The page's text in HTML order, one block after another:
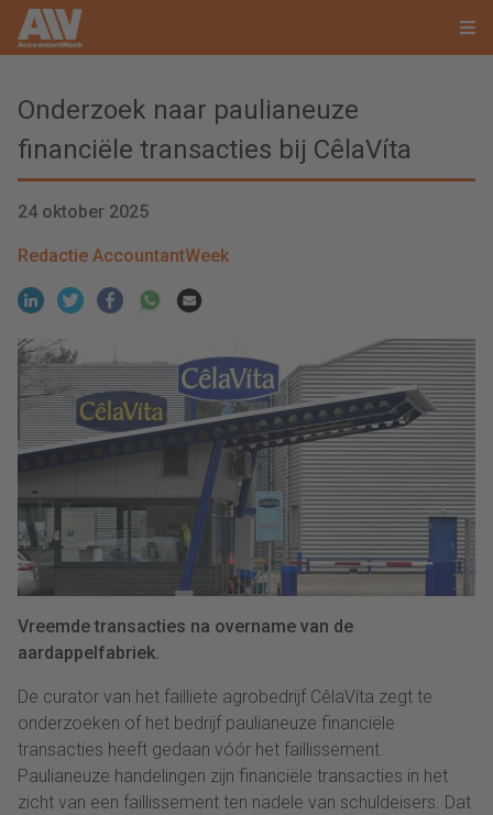
Onderzoek naar paulianeuze
financiële transacties bij CêlaVíta
24 oktober 2025
Redactie AccountantWeek
Vreemde transacties na overname van de
aardappelfabriek.
De curator van het failliete agrobedrijf CêlaVíta zegt te
onderzoeken of het bedrijf paulianeuze financiële
transacties heeft gedaan vóór het faillissement.
Paulianeuze handelingen zijn financiële transacties in het
zicht van een faillissement ten nadele van schuldeisers. Dat